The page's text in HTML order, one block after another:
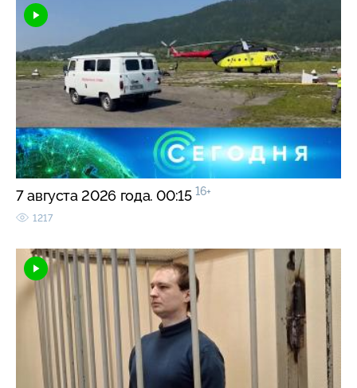
7 августа 2026 года. 00:15 16+
1217